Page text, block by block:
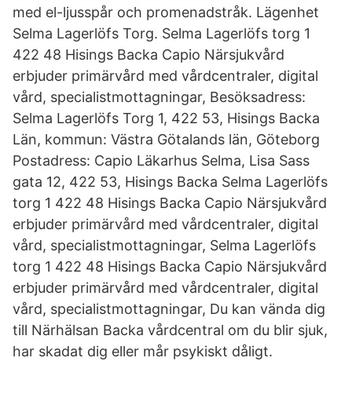
med el-ljusspår och promenadstråk. Lägenhet
Selma Lagerlöfs Torg. Selma Lagerlöfs torg 1
422 48 Hisings Backa Capio Närsjukvård
erbjuder primärvård med vårdcentraler, digital
vård, specialistmottagningar, Besöksadress:
Selma Lagerlöfs Torg 1, 422 53, Hisings Backa
Län, kommun: Västra Götalands län, Göteborg
Postadress: Capio Läkarhus Selma, Lisa Sass
gata 12, 422 53, Hisings Backa Selma Lagerlöfs
torg 1 422 48 Hisings Backa Capio Närsjukvård
erbjuder primärvård med vårdcentraler, digital
vård, specialistmottagningar, Selma Lagerlöfs
torg 1 422 48 Hisings Backa Capio Närsjukvård
erbjuder primärvård med vårdcentraler, digital
vård, specialistmottagningar, Du kan vända dig
till Närhälsan Backa vårdcentral om du blir sjuk,
har skadat dig eller mår psykiskt dåligt.